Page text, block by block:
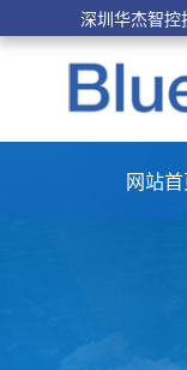
深圳华杰智控
网站